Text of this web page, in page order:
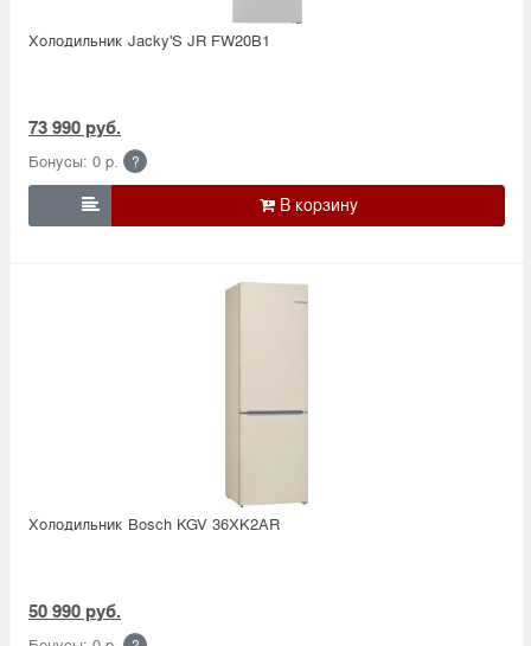
Холодильник Jacky'S JR FW20B1
73 990 руб.
Бонусы: 0 р. ?

Холодильник Bosсh KGV 36XK2AR
50 990 руб.